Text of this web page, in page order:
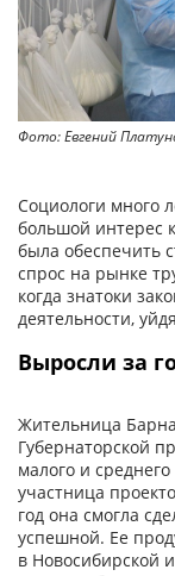
Фото: Евгений
Социологи много
большой интерес
была обеспечить
спрос на рынке
когда знатоки
деятельности,
Выросли за
Жительница
Губернаторской
малого и
участница
год она смогла
успешной. Ее
в Новосибирской